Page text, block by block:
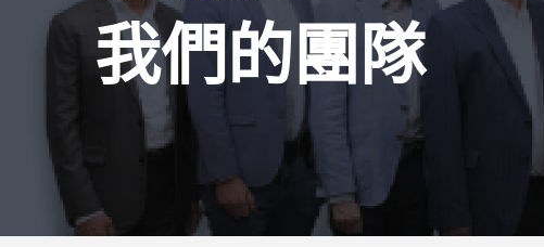
我們的團隊